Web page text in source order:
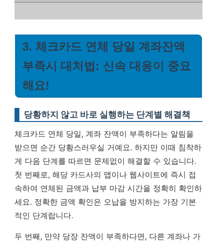
3. 체크카드 연체 당일 계좌잔액
부족시 대처법: 신속 대응이 중요
해요!
당황하지 않고 바로 실행하는 단계별 해결책
체크카드 연체 당일, 계좌 잔액이 부족하다는 알림을
받으면 순간 당황스러우실 거예요. 하지만 이때 침착하
게 다음 단계를 따르면 문제없이 해결할 수 있습니다.
첫 번째로, 해당 카드사의 앱이나 웹사이트에 즉시 접
속하여 연체된 금액과 납부 마감 시간을 정확히 확인하
세요. 정확한 금액 확인은 오납을 방지하는 가장 기본
적인 단계랍니다.
두 번째, 만약 당장 잔액이 부족하다면, 다른 계좌나 가